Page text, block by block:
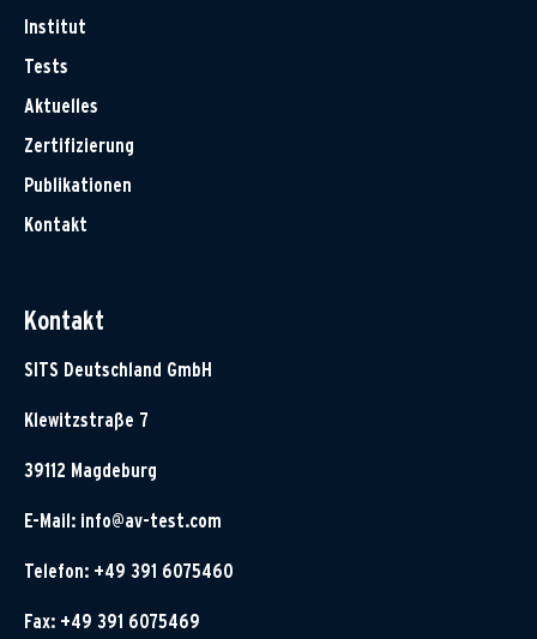
Institut
Tests
Aktuelles
Zertifizierung
Publikationen
Kontakt
Kontakt
SITS Deutschland GmbH
Klewitzstraße 7
39112 Magdeburg
E-Mail: info@av-test.com
Telefon: +49 391 6075460
Fax: +49 391 6075469